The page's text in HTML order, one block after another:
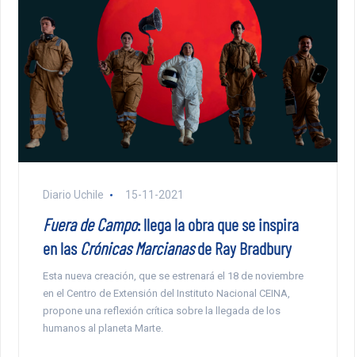
Diario Uchile 15-11-2021
Fuera de Campo: llega la obra que se inspira
en lasCrónicas Marcianasde Ray Bradbury
Esta nueva creación, que se estrenará el 18 de noviembre
en el Centro de Extensión del Instituto Nacional CEINA,
propone una reflexión crítica sobre la llegada de los
humanos al planeta Marte.